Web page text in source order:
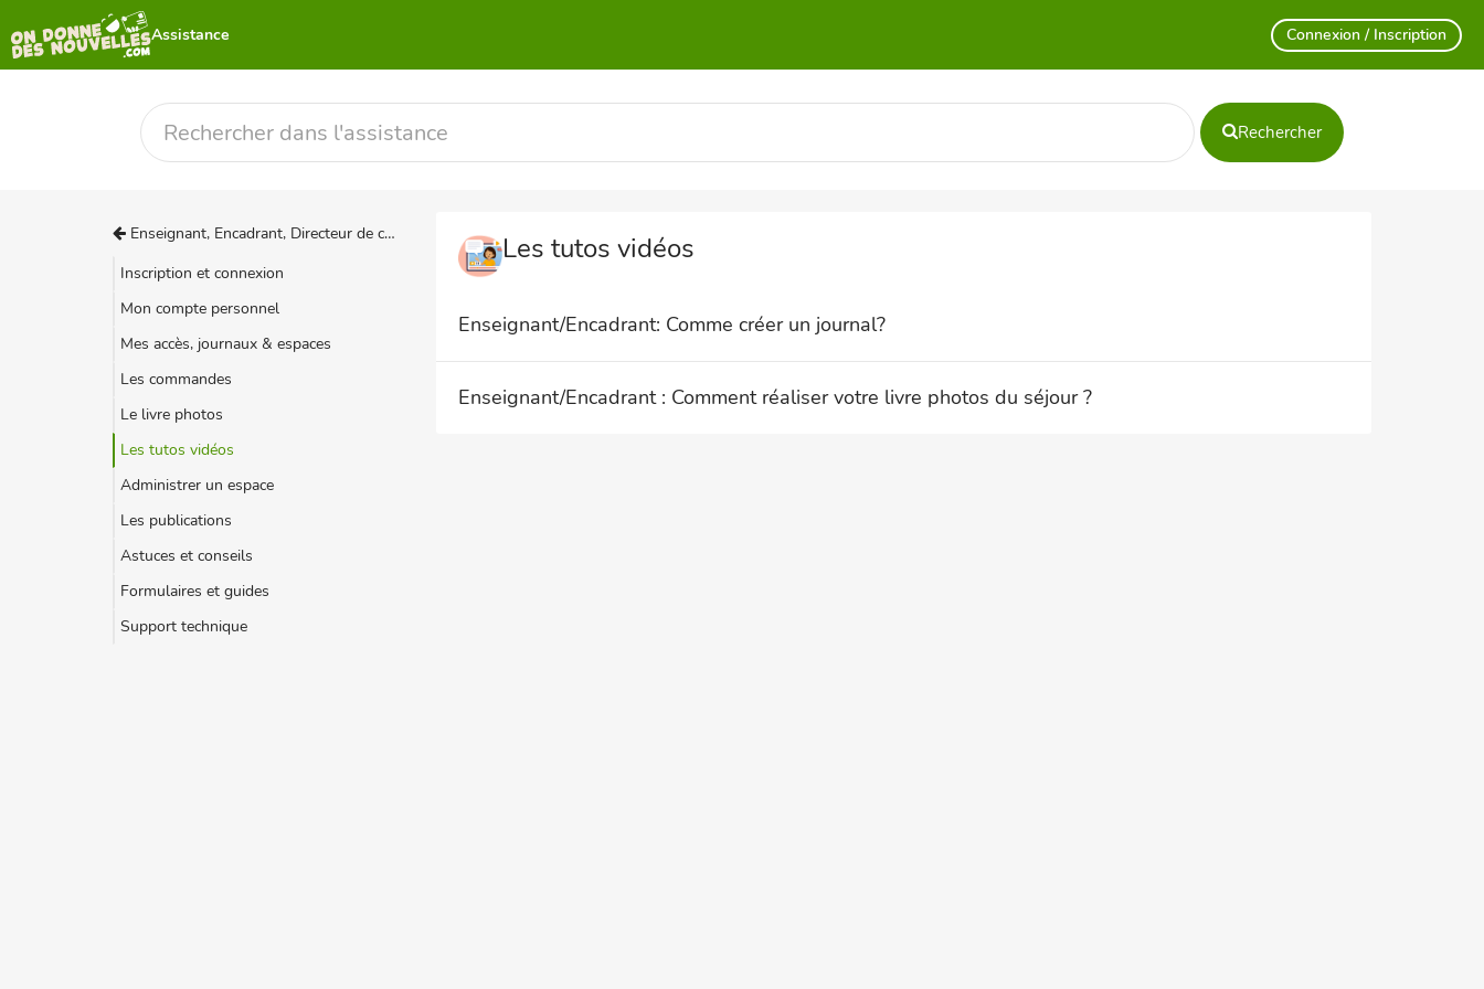
Assistance Connexion / Inscription
Rechercher
Enseignant, Encadrant, Directeur de colo
Inscription et connexion
Mon compte personnel
Mes accès, journaux & espaces
Les commandes
Le livre photos
Les tutos vidéos
Administrer un espace
Les publications
Astuces et conseils
Formulaires et guides
Support technique
Les tutos vidéos
Enseignant/Encadrant: Comme créer un journal?
Enseignant/Encadrant : Comment réaliser votre livre photos du séjour ?